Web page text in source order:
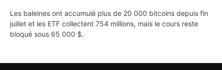
Les baleines ont accumulé plus de 20 000 bitcoins depuis fin
juillet et les ETF collectent 754 millions, mais le cours reste
bloqué sous 65 000 $.